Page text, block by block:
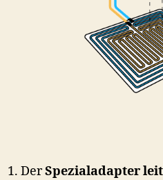
DerSpezialadapter